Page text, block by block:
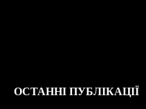
ОСТАННІ ПУБЛІКАЦІЇ